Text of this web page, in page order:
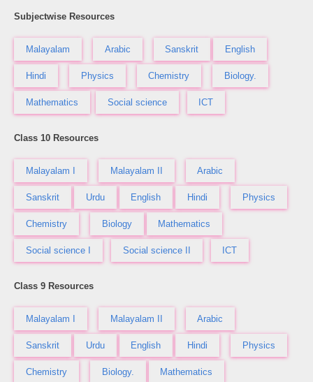
Subjectwise Resources
Malayalam Arabic Sanskrit English
Hindi Physics Chemistry Biology.
Mathematics Social science ICT
Class 10 Resources
Malayalam I Malayalam II Arabic
Sanskrit Urdu English Hindi Physics
Chemistry Biology Mathematics
Social science I Social science II ICT
Class 9 Resources
Malayalam I Malayalam II Arabic
Sanskrit Urdu English Hindi Physics
Chemistry Biology. Mathematics